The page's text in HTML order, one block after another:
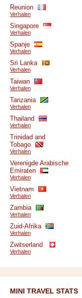
Reunion
Verhalen
Singapore
Verhalen
Spanje
Verhalen
Sri Lanka
Verhalen
Taiwan
Verhalen
Tanzania
Verhalen
Thailand
Verhalen
Trinidad and
Tobago
Verhalen
Verenigde Arabische
Emiraten
Verhalen
Vietnam
Verhalen
Zambia
Verhalen
Zuid-Afrika
Verhalen
Zwitserland
Verhalen
MINI TRAVEL STATS